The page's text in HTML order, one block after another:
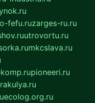
fefu.ruzarges-ru.ru
utrovortu.ru
mkcslava.ru
pioneeri.ru
ecolog.org.ru